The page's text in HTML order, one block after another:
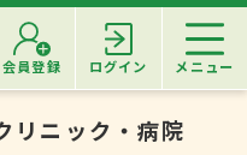
会員登録 ログイン メニュー
リニック・病院